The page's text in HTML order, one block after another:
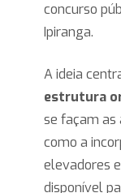
concurso
Ipiranga.
A ideia
estrutura
se façam as
como a
elevadores
disponível